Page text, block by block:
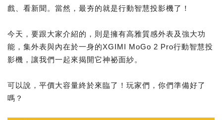
戲、看新聞。當然，最夯的就是行動智慧投影機了！
今天，要跟大家介紹的，則是擁有高雅質感外表及強大功
能，集外表與內在於一身的XGIMI MoGo 2 Pro行動智慧投
影機，讓我們一起來揭開它神祕面紗。
可以說，平價大容量終於來臨了！玩家們，你們準備好了
嗎？